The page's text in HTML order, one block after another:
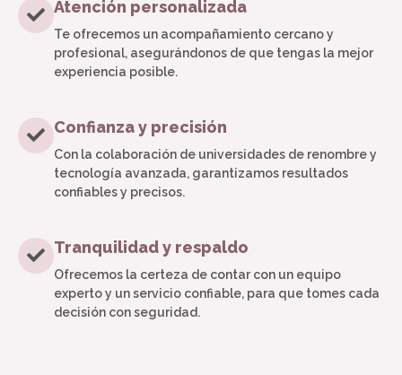
Atención personalizada
Te ofrecemos un acompañamiento cercano y
profesional, asegurándonos de que tengas la mejor
experiencia posible.
Confianza y precisión
Con la colaboración de universidades de renombre y
tecnología avanzada, garantizamos resultados
confiables y precisos.
Tranquilidad y respaldo
Ofrecemos la certeza de contar con un equipo
experto y un servicio confiable, para que tomes cada
decisión con seguridad.